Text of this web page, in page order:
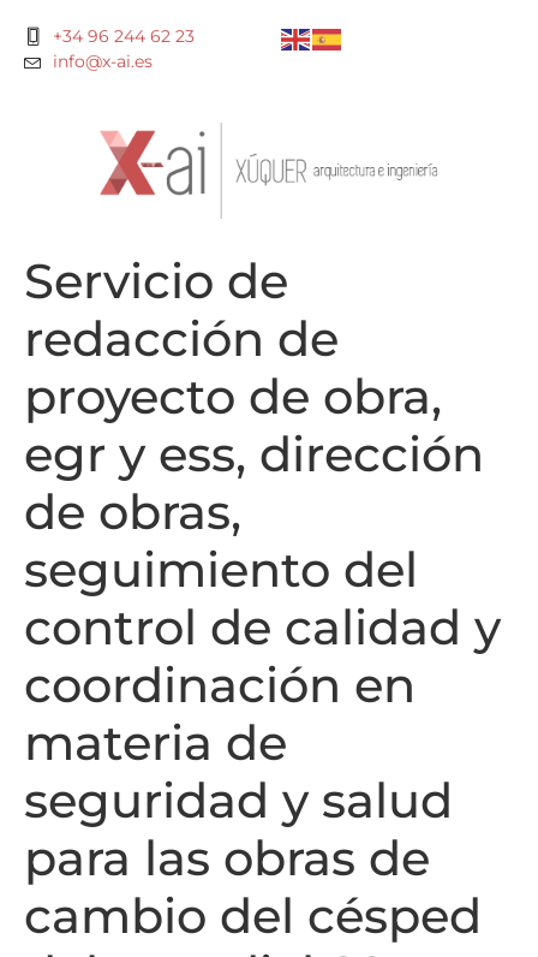
+34 96 244 62 23
info@x-ai.es
Servicio de
redacción de
proyecto de obra,
egr y ess, dirección
de obras,
seguimiento del
control de calidad y
coordinación en
materia de
seguridad y salud
para las obras de
cambio del césped